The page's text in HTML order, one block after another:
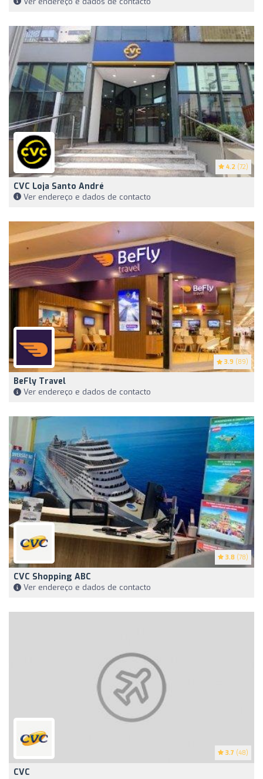
4.2 (72)
CVC Loja Santo André
Ver endereço e dados de contacto
3.9 (89)
BeFly Travel
Ver endereço e dados de contacto
3.8 (78)
CVC Shopping ABC
Ver endereço e dados de contacto
3.7 (48)
CVC